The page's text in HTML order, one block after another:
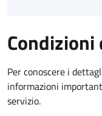
Per conoscere i
informazioni
servizio.